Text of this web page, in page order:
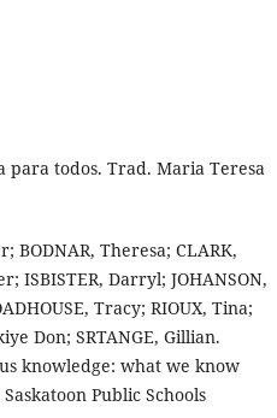
para todos. Trad. Maria Teresa
BODNAR, Theresa; CLARK,
ISBISTER, Darryl; JOHANSON,
Tracy; RIOUX, Tina;
Don; SRTANGE, Gillian.
knowledge: what we know
Public Schools